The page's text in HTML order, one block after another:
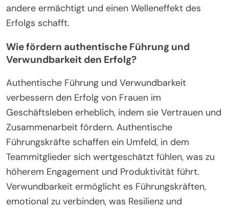
andere ermächtigt und einen Welleneffekt des
Erfolgs schafft.
Wie fördern authentische Führung und
Verwundbarkeit den Erfolg?
Authentische Führung und Verwundbarkeit
verbessern den Erfolg von Frauen im
Geschäftsleben erheblich, indem sie Vertrauen und
Zusammenarbeit fördern. Authentische
Führungskräfte schaffen ein Umfeld, in dem
Teammitglieder sich wertgeschätzt fühlen, was zu
höherem Engagement und Produktivität führt.
Verwundbarkeit ermöglicht es Führungskräften,
emotional zu verbinden, was Resilienz und